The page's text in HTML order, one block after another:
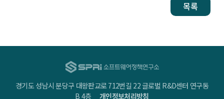
목록
경기도 성남시 분당구 대왕판교로 712번길 22 글로벌 R&D센터 연구동
B 4층개인정보처리방침